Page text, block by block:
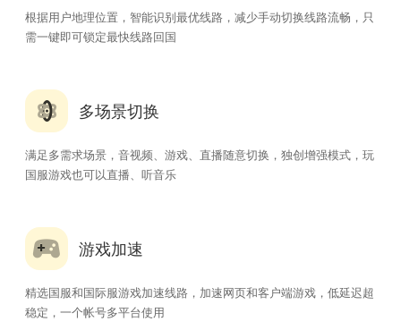
根据用户地理位置，智能识别最优线路，减少手动切换线路流畅，只
需一键即可锁定最快线路回国
多场景切换
满足多需求场景，音视频、游戏、直播随意切换，独创增强模式，玩
国服游戏也可以直播、听音乐
游戏加速
精选国服和国际服游戏加速线路，加速网页和客户端游戏，低延迟超
稳定，一个帐号多平台使用